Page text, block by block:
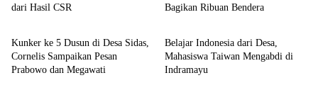
dari Hasil CSR
Bagikan Ribuan Bendera
Pemerintahan dan Politik
Kunker ke 5 Dusun di Desa Sidas,
Cornelis Sampaikan Pesan
Prabowo dan Megawati
Pemerintahan dan Politik
Belajar Indonesia dari Desa,
Mahasiswa Taiwan Mengabdi di